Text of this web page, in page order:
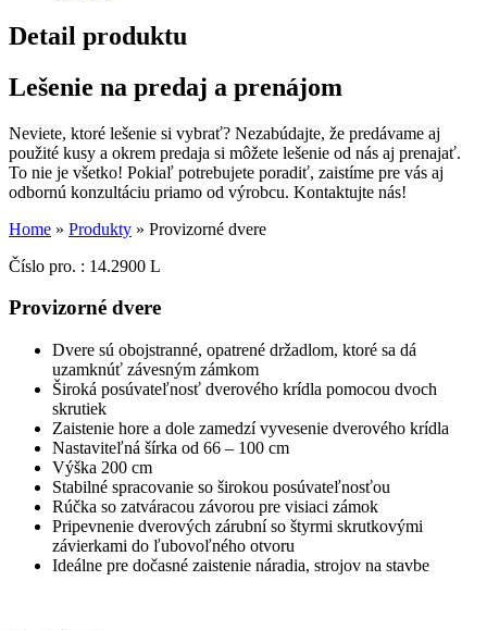
Detail produktu
Lešenie na predaj a prenájom
Neviete, ktoré lešenie si vybrať? Nezabúdajte, že predávame aj
použité kusy a okrem predaja si môžete lešenie od nás aj prenajať.
To nie je všetko! Pokiaľ potrebujete poradiť, zaistíme pre vás aj
odbornú konzultáciu priamo od výrobcu. Kontaktujte nás!
Home » Produkty » Provizorné dvere
Číslo pro. : 14.2900 L
Provizorné dvere
Dvere sú obojstranné, opatrené držadlom, ktoré sa dá
uzamknúť závesným zámkom
Široká posúvateľnosť dverového krídla pomocou dvoch
skrutiek
Zaistenie hore a dole zamedzí vyvesenie dverového krídla
Nastaviteľná šírka od 66 – 100 cm
Výška 200 cm
Stabilné spracovanie so širokou posúvateľnosťou
Rúčka so zatváracou závorou pre visiaci zámok
Pripevnenie dverových zárubní so štyrmi skrutkovými
závierkami do ľubovoľného otvoru
Ideálne pre dočasné zaistenie náradia, strojov na stavbe